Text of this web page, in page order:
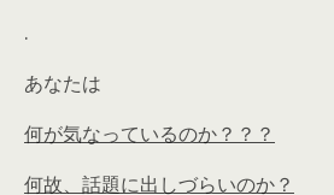
.
あなたは
何が気なっているのか？？？
何故、話題に出しづらいのか？